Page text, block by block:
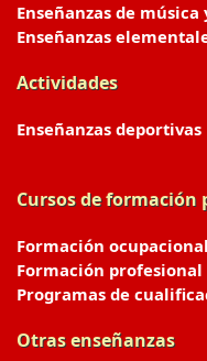
Enseñanzas de música
Enseñanzas
Actividades
Enseñanzas deportivas
Cursos de formación
Formación ocupacional
Formación profesional
Programas de
Otras enseñanzas